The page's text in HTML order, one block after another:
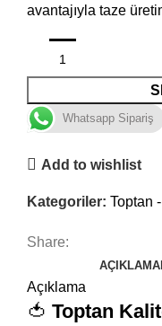
avantajıyla taze
Whatsapp Sipariş
Add to wishlist
Kategoriler: Toptan
Share:
AÇIKLAMA
Açıklama
🍅 Toptan